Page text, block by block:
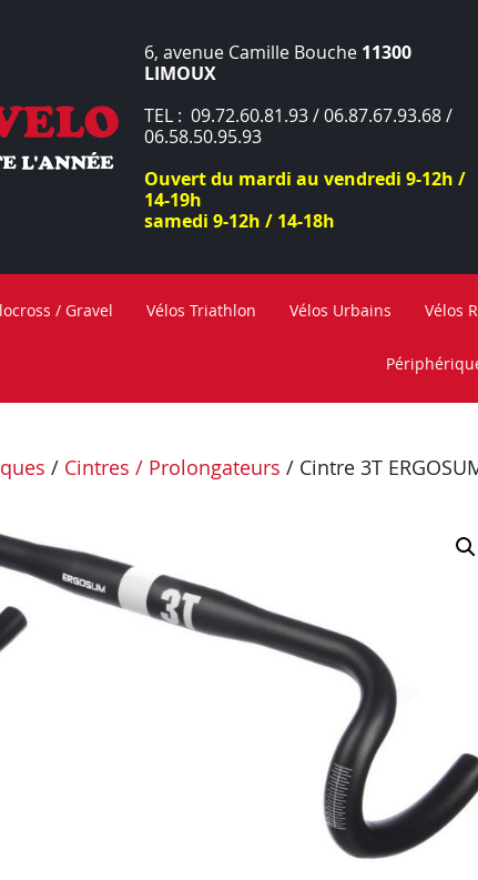
6, avenue Camille Bouche 11300
LIMOUX
TEL : 09.72.60.81.93 / 06.87.67.93.68 /
06.58.50.95.93
Ouvert du mardi au vendredi 9-12h /
14-19h
samedi 9-12h / 14-18h
/ Gravel Vélos Triathlon Vélos Urbains Vélos
/ Cintres / Prolongateurs / Cintre 3T